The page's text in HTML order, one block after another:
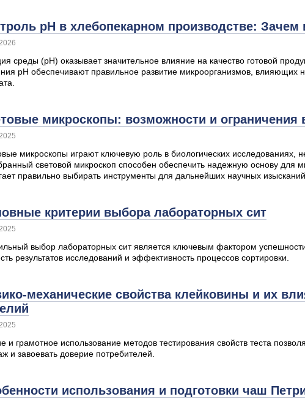
pH в хлебопекарном производстве: Зачем
среды (pH) оказывает значительное влияние на качество готовой
pH обеспечивают правильное развитие микроорганизмов, влияющих
микроскопы: возможности и ограничения
микроскопы играют ключевую роль в биологических
световой микроскоп способен обеспечить надежную основу для
правильно выбирать инструменты для дальнейших научных изысканий.
критерии выбора лабораторных сит
выбор лабораторных сит является ключевым фактором
результатов исследований и эффективность процессов сортировки.
механические свойства клейковины и их
и грамотное использование методов тестирования свойств теста
и завоевать доверие потребителей.
использования и подготовки чаш